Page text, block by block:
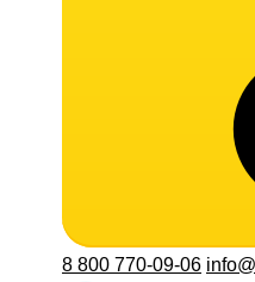
8 800 770-09-06